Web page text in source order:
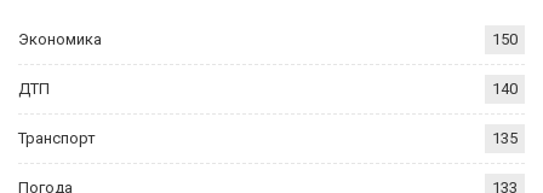
Экономика 150
ДТП 140
Транспорт 135
Погода 133